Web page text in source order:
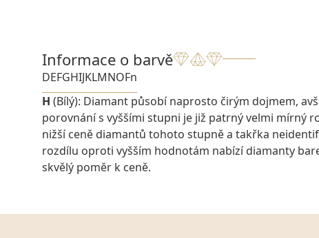
Informace o barvě
DEFGHIJKLMNOFn
H (Bílý): Diamant působí naprosto čirým dojmem,
porovnání s vyššími stupni je již patrný velmi mírný
nižší ceně diamantů tohoto stupně a takřka
rozdílu oproti vyšším hodnotám nabízí diamanty
skvělý poměr k ceně.